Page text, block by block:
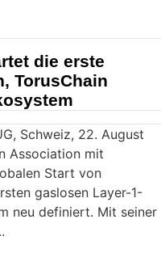
die erste
TorusChain
Schweiz, 22. August
Association mit
Start von
gaslosen Layer-1-
neu definiert. Mit seiner